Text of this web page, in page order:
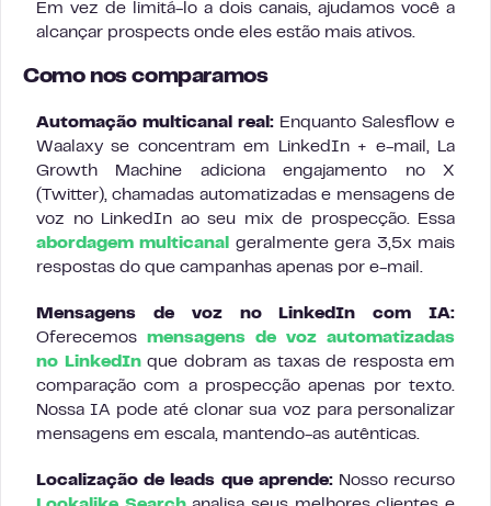
Em vez de limitá-lo a dois canais, ajudamos você a
alcançar prospects onde eles estão mais ativos.
Como nos comparamos
Automação multicanal real: Enquanto Salesflow e
Waalaxy se concentram em LinkedIn + e-mail, La
Growth Machine adiciona engajamento no X
(Twitter), chamadas automatizadas e mensagens de
voz no LinkedIn ao seu mix de prospecção. Essa
abordagem multicanal
geralmente gera 3,5x mais
respostas do que campanhas apenas por e-mail.
Mensagens de voz no LinkedIn com IA:
Oferecemos mensagens de voz automatizadas
no LinkedInque dobram as taxas de resposta em
comparação com a prospecção apenas por texto.
Nossa IA pode até clonar sua voz para personalizar
mensagens em escala, mantendo-as autênticas.
Localização de leads que aprende:Nosso recurso